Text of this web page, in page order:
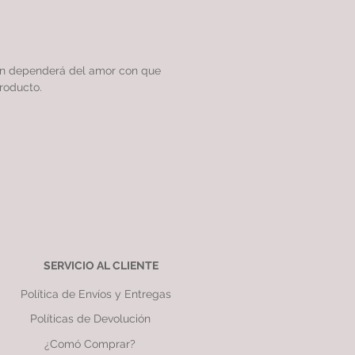
dependerá del amor con que
SERVICIO AL CLIENTE
Política de Envíos y Entregas
Políticas de Devolución
¿Comó Comprar?